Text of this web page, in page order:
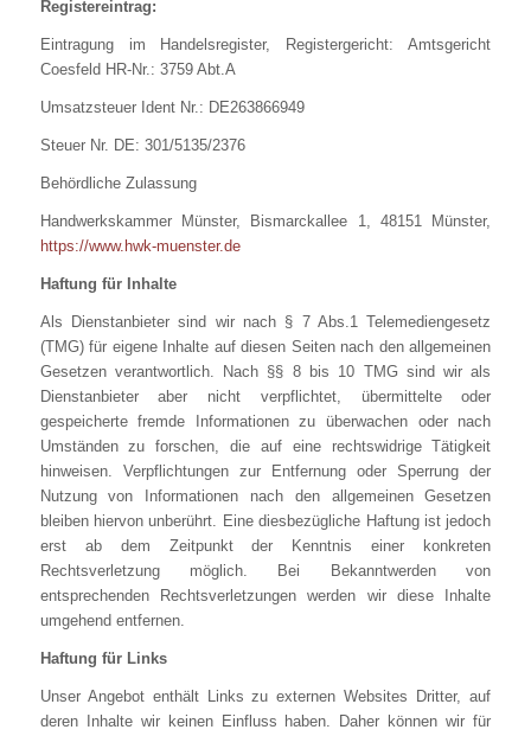
Registereintrag:
Eintragung im Handelsregister, Registergericht: Amtsgericht
Coesfeld HR-Nr.: 3759 Abt.A
Umsatzsteuer Ident Nr.: DE263866949
Steuer Nr. DE: 301/5135/2376
Behördliche Zulassung
Handwerkskammer Münster, Bismarckallee 1, 48151 Münster,
https://www.hwk-muenster.de
Haftung für Inhalte
Als Dienstanbieter sind wir nach § 7 Abs.1 Telemediengesetz
(TMG) für eigene Inhalte auf diesen Seiten nach den allgemeinen
Gesetzen verantwortlich. Nach §§ 8 bis 10 TMG sind wir als
Dienstanbieter aber nicht verpflichtet, übermittelte oder
gespeicherte fremde Informationen zu überwachen oder nach
Umständen zu forschen, die auf eine rechtswidrige Tätigkeit
hinweisen. Verpflichtungen zur Entfernung oder Sperrung der
Nutzung von Informationen nach den allgemeinen Gesetzen
bleiben hiervon unberührt. Eine diesbezügliche Haftung ist jedoch
erst ab dem Zeitpunkt der Kenntnis einer konkreten
Rechtsverletzung möglich. Bei Bekanntwerden von
entsprechenden Rechtsverletzungen werden wir diese Inhalte
umgehend entfernen.
Haftung für Links
Unser Angebot enthält Links zu externen Websites Dritter, auf
deren Inhalte wir keinen Einfluss haben. Daher können wir für